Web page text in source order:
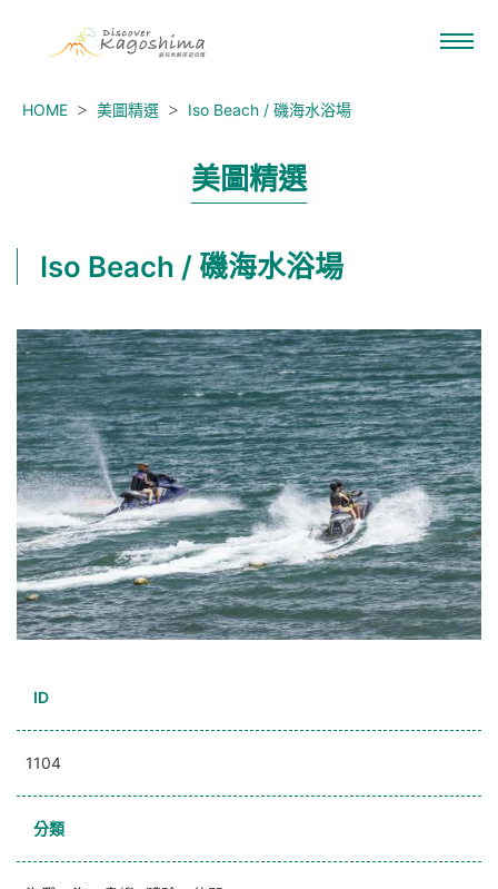
HOME 美圖精選 Iso Beach / 磯海水浴場
美圖精選
Iso Beach / 磯海水浴場
ID
1104
分類